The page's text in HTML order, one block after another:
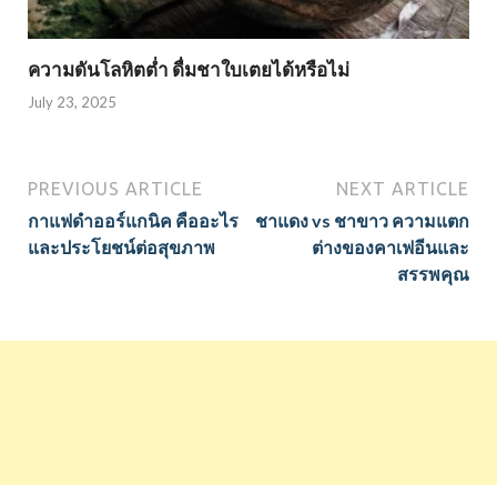
ความดันโลหิตต่ำ ดื่มชาใบเตยได้หรือไม่
July 23, 2025
PREVIOUS ARTICLE
กาแฟดำออร์แกนิค คืออะไร
และประโยชน์ต่อสุขภาพ
NEXT ARTICLE
ชาแดง vs ชาขาว ความแตก
ต่างของคาเฟอีนและ
สรรพคุณ